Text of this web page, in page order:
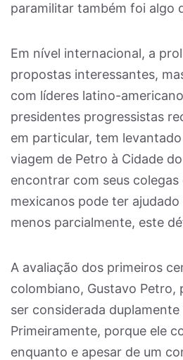
paramilitar também foi algo
Em nível internacional, a
propostas interessantes,
com líderes latino-
presidentes progressistas
em particular, tem
viagem de Petro à Cidade
encontrar com seus colegas
mexicanos pode ter
menos parcialmente, este
A avaliação dos primeiros
colombiano, Gustavo Petro,
ser considerada
Primeiramente, porque ele
enquanto e apesar de um